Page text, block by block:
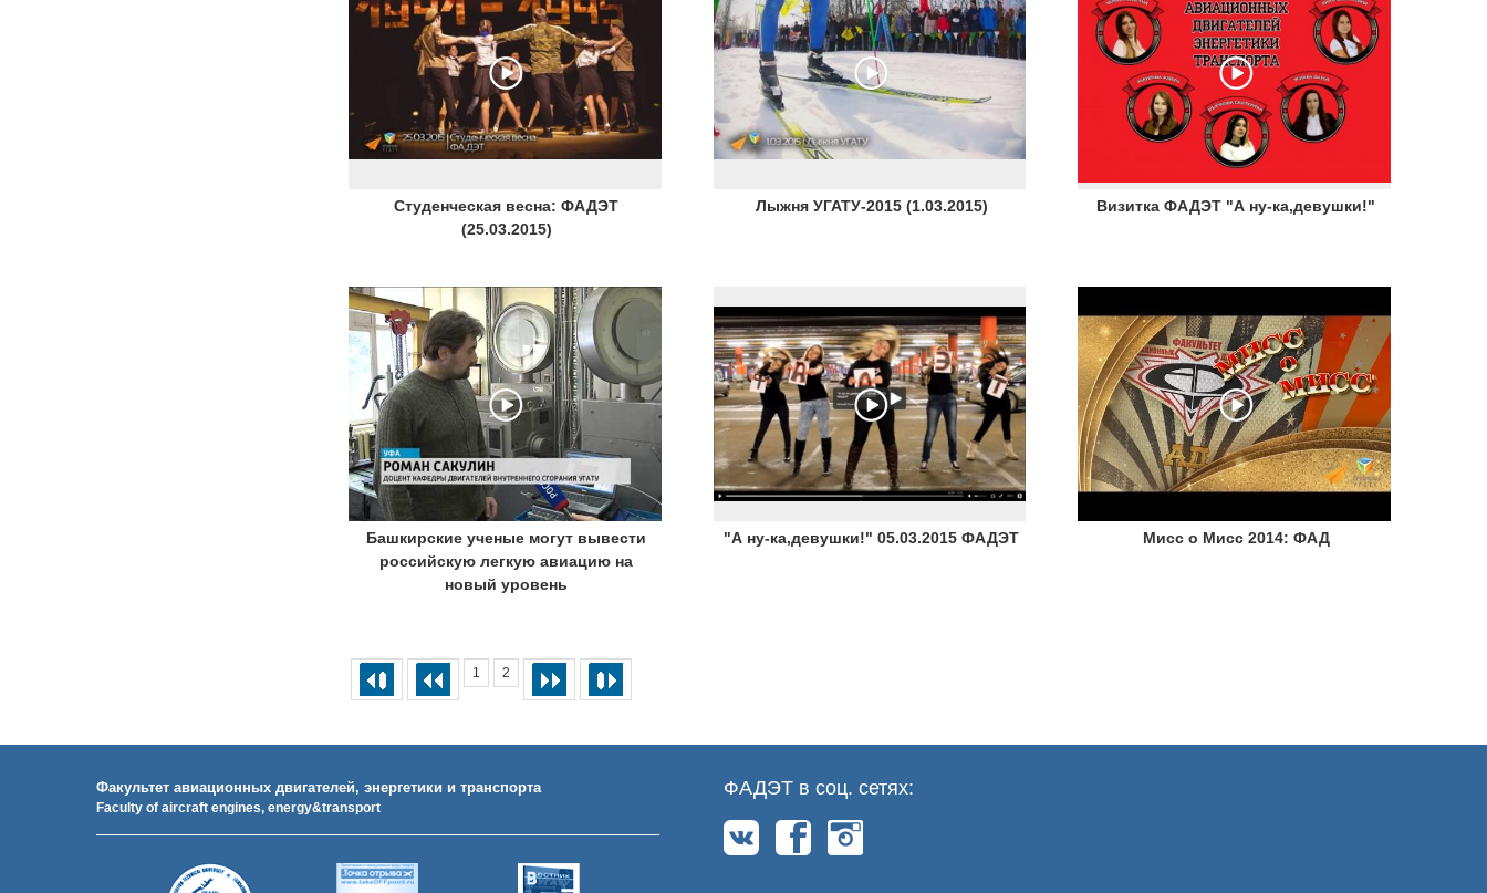
Студенческая весна: ФАДЭТ
(25.03.2015)
Лыжня УГАТУ-2015 (1.03.2015) Визитка ФАДЭТ "А ну-ка,девушки!"
Башкирские ученые могут вывести
российскую легкую авиацию на
новый уровень
"А ну-ка,девушки!" 05.03.2015 ФАДЭТ Мисс о Мисс 2014: ФАД
1 2
Факультет авиационных двигателей, энергетики и транспорта
Faculty of aircraft engines, energy&transport
ФАДЭТ в соц. сетях: